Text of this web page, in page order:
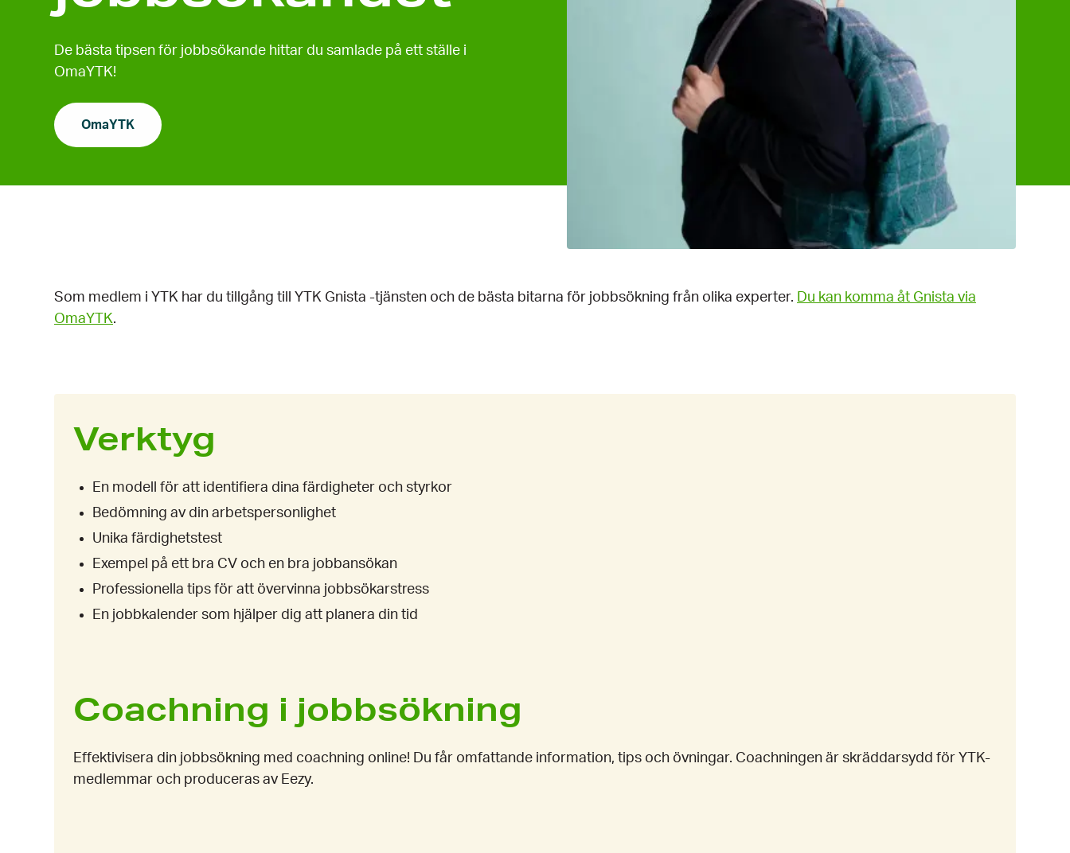
De bästa tipsen för jobbsökande hittar du samlade på ett ställe i
OmaYTK!
OmaYTK
Som medlem i YTK har du tillgång till YTK Gnista -tjänsten och de bästa bitarna för jobbsökning från olika experter. Du kan komma åt Gnista via
OmaYTK.
Verktyg
En modell för att identifiera dina färdigheter och styrkor
Bedömning av din arbetspersonlighet
Unika färdighetstest
Exempel på ett bra CV och en bra jobbansökan
Professionella tips för att övervinna jobbsökarstress
En jobbkalender som hjälper dig att planera din tid
Coachning i jobbsökning
Effektivisera din jobbsökning med coachning online! Du får omfattande information, tips och övningar. Coachningen är skräddarsydd för YTK-
medlemmar och produceras av Eezy.